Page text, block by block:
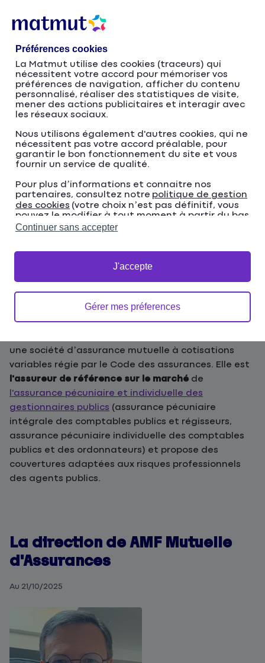
au
principal
navigation
Accueil Groupe Matmut
L’organisation de la SGAM Matmut et ses partenaires
AMF Mutuelle d'Assurances
AMF Mutuelle
d'Assurances
une société d’assurance mutuelle à cotisations
variables régie par le Code des assurances. Elle est
l'assureur de référence sur le marché de
l'assurance pécuniaire et individuelle des
gestionnaires publics (assurance pécuniaire
intégrale des comptables publics et régisseurs,
assurance pécuniaire individuelle des comptables
publics et des ordonnateurs) et propose des
couvertures adaptées aux risques professionnels
des agents publics.
La direction de AMF Mutuelle
d'Assurances
Au 21/10/2025
Préférences cookies
La Matmut utilise des cookies (traceurs) qui
nécessitent votre accord pour mémoriser vos
préférences de navigation, afficher du contenu
personnalisé, réaliser des statistiques de visite,
mener des actions publicitaires et interagir avec
les réseaux sociaux.
Nous utilisons également d'autres cookies, qui ne
nécessitent pas votre accord préalable, pour
garantir le bon fonctionnement du site et vous
fournir un service de qualité.
Pour plus d’informations et connaitre nos
partenaires, consultez notre politique de gestion
des cookies (votre choix n’est pas définitif, vous
pouvez le modifier à tout moment à partir du bas
de page de notre site).
Continuer sans accepter
Gérer mes préferences
J'accepte